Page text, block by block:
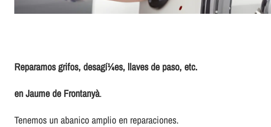
Reparamos grifos, desagí¼es, llaves de paso, etc.
en Jaume de Frontanyà.
Tenemos un abanico amplio en reparaciones.